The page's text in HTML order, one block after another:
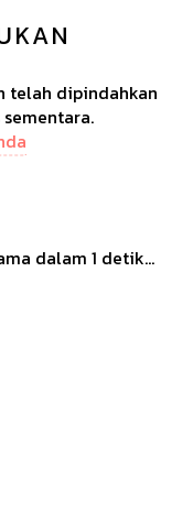
telah dipindahkan
dalam 1 detik...